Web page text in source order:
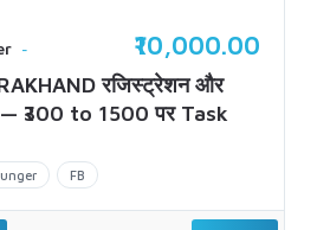
₹10,000.00
FB
रजिस्ट्रेशन और
यूजर जोड़ने की जॉब — ₹300 to 1500 पर Task